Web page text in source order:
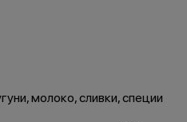
молоко, сливки, специи